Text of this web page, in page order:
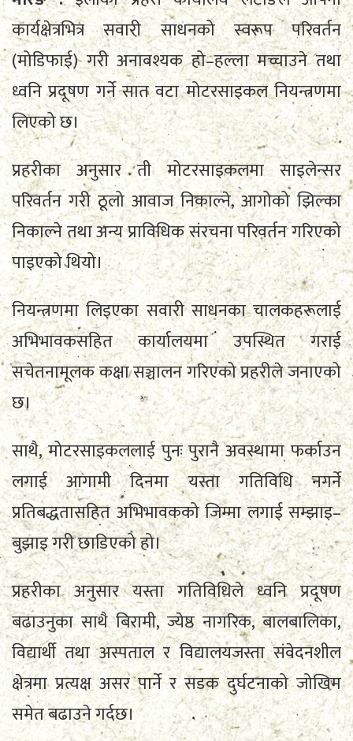
कार्यक्षेत्रभित्र सवारी साधनको स्वरूप परिवर्तन
(मोडिफाई) गरी अनावश्यक हो–हल्ला मच्चाउने तथा
ध्वनि प्रदूषण गर्ने सात वटा मोटरसाइकल नियन्त्रणमा
लिएको छ।
प्रहरीका अनुसार ती मोटरसाइकलमा साइलेन्सर
परिवर्तन गरी ठूलो आवाज निकाल्ने, आगोको झिल्का
निकाल्ने तथा अन्य प्राविधिक संरचना परिवर्तन गरिएको
पाइएको थियो।
नियन्त्रणमा लिइएका सवारी साधनका चालकहरूलाई
अभिभावकसहित कार्यालयमा उपस्थित गराई
सचेतनामूलक कक्षा सञ्चालन गरिएको प्रहरीले जनाएको
छ।
साथै, मोटरसाइकललाई पुनः पुरानै अवस्थामा फर्काउन
लगाई आगामी दिनमा यस्ता गतिविधि नगर्ने
प्रतिबद्धतासहित अभिभावकको जिम्मा लगाई सम्झाइ–
बुझाइ गरी छाडिएको हो।
प्रहरीका अनुसार यस्ता गतिविधिले ध्वनि प्रदूषण
बढाउनुका साथै बिरामी, ज्येष्ठ नागरिक, बालबालिका,
विद्यार्थी तथा अस्पताल र विद्यालयजस्ता संवेदनशील
क्षेत्रमा प्रत्यक्ष असर पार्ने र सडक दुर्घटनाको जोखिम
समेत बढाउने गर्दछ।